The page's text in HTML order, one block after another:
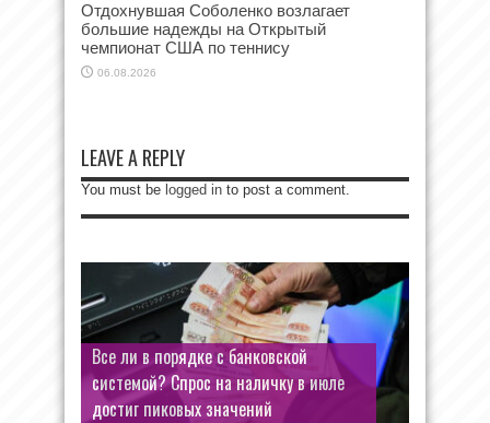
Отдохнувшая Соболенко возлагает
большие надежды на Открытый
чемпионат США по теннису
06.08.2026
LEAVE A REPLY
You must be logged in to post a comment.
Все ли в порядке с банковской
системой? Спрос на наличку в июле
достиг пиковых значений